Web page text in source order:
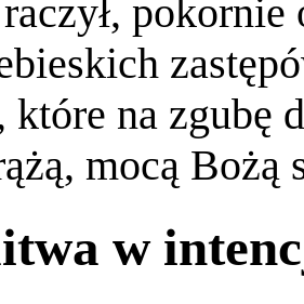
pokornie
które na zgubę
mocą Bożą
w